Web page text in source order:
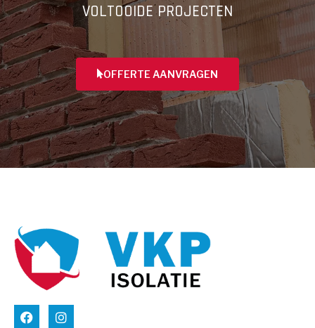
VOLTOOIDE PROJECTEN
OFFERTE AANVRAGEN